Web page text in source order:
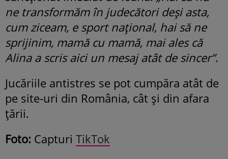
ne transformăm în judecători deși asta,
cum ziceam, e sport național, hai să ne
sprijinim, mamă cu mamă, mai ales că
Alina a scris aici un mesaj atât de sincer”.
Jucăriile antistres se pot cumpăra atât de
pe site-uri din România, cât și din afara
țării.
Foto: Capturi TikTok